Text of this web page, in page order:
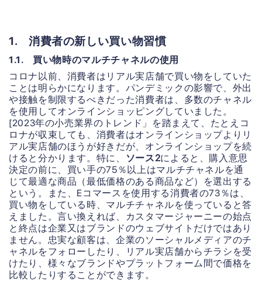
1. 消費者の新しい買い物習慣
1.1. 買い物時のマルチチャネルの使用
コロナ以前、消費者はリアル実店舗で買い物をしていた
ことは明らかになります。パンデミックの影響で、外出
や接触を制限するべきだった消費者は、多数のチャネル
を使用してオンラインショッピングしていました。
[2023年の小売業界のトレンド」
を踏まえて、たとえコ
ロナが収束しても、消費者はオンラインショップよりリ
アル実店舗のほうが好きだが、オンラインショップを続
けると分かります。特に、
ソース2によると、購入意思
決定の前に、買い手の75％以上はマルチチャネルを通
じて最適な商品（最低価格のある商品など）を選出する
という。また、Eコマースを使用する消費者の73％は、
買い物をしている時、マルチチャネルを使っていると答
えました。言い換えれば、カスタマージャーニーの始点
と終点は企業又はブランドのウェブサイトだけではあり
ません。忠実な顧客は、企業のソーシャルメディアのチ
ャネルをフォローしたり、リアル実店舗からチラシを受
けたり、様々なブランドやプラットフォーム間で価格を
比較したりすることができます。